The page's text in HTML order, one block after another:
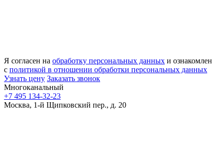
Я согласен на обработку персональных данных и ознакомлен
с политикой в отношении обработки персональных данных
Узнать цену Заказать звонок
Многоканальный
+7 495 134-32-23
Москва, 1-й Щипковский пер., д. 20